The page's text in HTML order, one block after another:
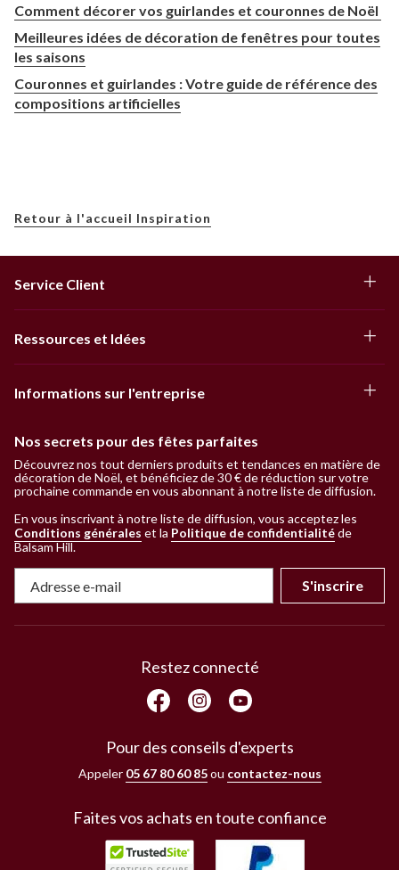
Comment décorer vos guirlandes et couronnes de Noël
Meilleures idées de décoration de fenêtres pour toutes
les saisons
Couronnes et guirlandes : Votre guide de référence des
compositions artificielles
Retour à l'accueil Inspiration
Service Client
Ressources et Idées
Informations sur l'entreprise
Nos secrets pour des fêtes parfaites
Découvrez nos tout derniers produits et tendances en matière de
décoration de Noël, et bénéficiez de 30 € de réduction sur votre
prochaine commande en vous abonnant à notre liste de diffusion.
En vous inscrivant à notre liste de diffusion, vous acceptez les
Conditions générales et la Politique de confidentialitéde
Balsam Hill.
S'inscrire
Restez connecté
Pour des conseils d'experts
Appeler 05 67 80 60 85ou contactez-nous
Faites vos achats en toute confiance